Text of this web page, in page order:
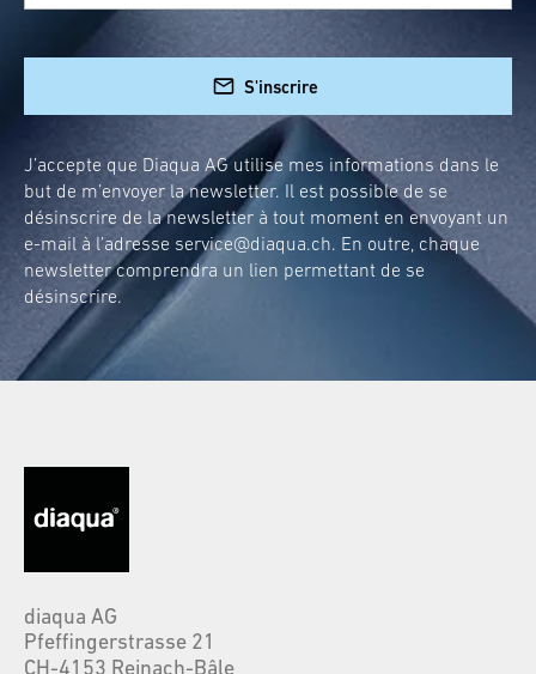
S'inscrire
J’accepte que Diaqua AG utilise mes informations dans le
but de m’envoyer la newsletter. Il est possible de se
désinscrire de la newsletter à tout moment en envoyant un
e-mail à l’adresse service@diaqua.ch. En outre, chaque
newsletter comprendra un lien permettant de se
désinscrire.
diaqua AG
Pfeffingerstrasse 21
CH-4153 Reinach-Bâle